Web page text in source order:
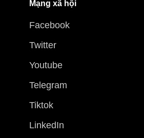
Mạng xã hội
Facebook
Twitter
Youtube
Telegram
Tiktok
LinkedIn